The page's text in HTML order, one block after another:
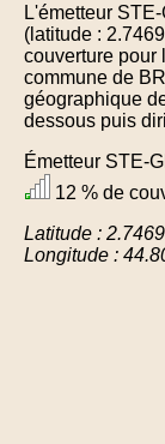
L'émetteur
(latitude :
couverture pour
commune de
géographique
dessous puis
Émetteur STE-
12 % de
Latitude :
Longitude :